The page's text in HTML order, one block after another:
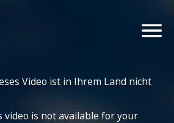
Video ist in Ihrem Land nicht
video is not available for your